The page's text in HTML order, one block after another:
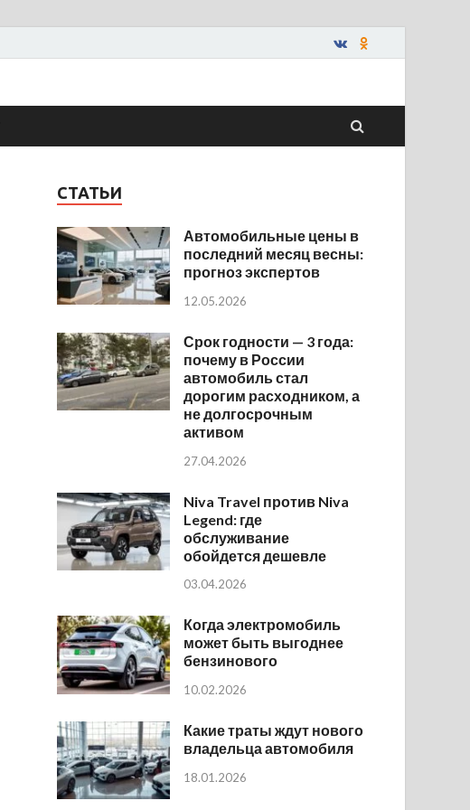
СТАТЬИ
Автомобильные цены в
последний месяц весны:
прогноз экспертов
12.05.2026
Срок годности — 3 года:
почему в России
автомобиль стал
дорогим расходником, а
не долгосрочным
активом
27.04.2026
Niva Travel против Niva
Legend: где
обслуживание
обойдется дешевле
03.04.2026
Когда электромобиль
может быть выгоднее
бензинового
10.02.2026
Какие траты ждут нового
владельца автомобиля
18.01.2026